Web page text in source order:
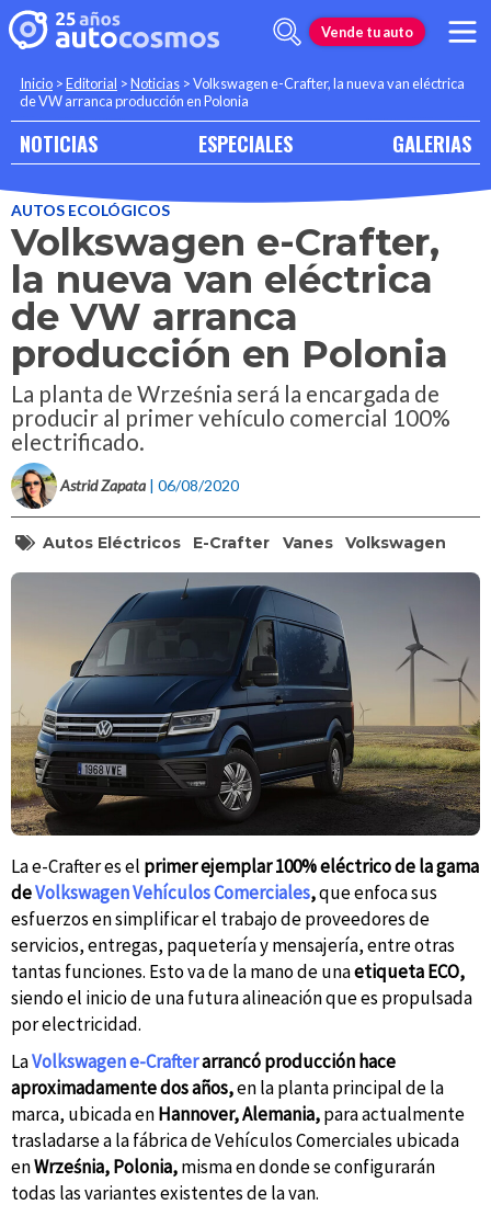
Vende tu auto
Inicio >Editorial >Noticias >Volkswagen e-Crafter, la nueva van eléctrica
de VW arranca producción en Polonia
NOTICIAS ESPECIALES GALERIAS
AUTOS ECOLÓGICOS
Volkswagen e-Crafter,
la nueva van eléctrica
de VW arranca
producción en Polonia
La planta de Września será la encargada de
producir al primer vehículo comercial 100%
electrificado.
Astrid Zapata | 06/08/2020
Autos Eléctricos E-Crafter Vanes Volkswagen
La e-Crafter es el primer ejemplar 100% eléctrico de la gama
deVolkswagen Vehículos Comerciales,que enfoca sus
esfuerzos en simplificar el trabajo de proveedores de
servicios, entregas, paquetería y mensajería, entre otras
tantas funciones. Esto va de la mano de unaetiqueta ECO,
siendo el inicio de una futura alineación que es propulsada
por electricidad.
LaVolkswagen e-Crafterarrancó producción hace
aproximadamente dos años,en la planta principal de la
marca, ubicada enHannover, Alemania,para actualmente
trasladarse a la fábrica de Vehículos Comerciales ubicada
enWrześnia, Polonia,misma en donde se configurarán
todas las variantes existentes de la van.